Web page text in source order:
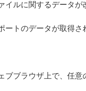
イルに関するデータが
ートのデータが取得さ
ブラウザ上で、任意